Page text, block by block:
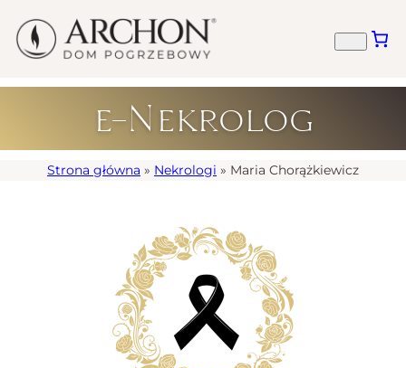
e-Nekrolog
Strona główna » Nekrologi » Maria Chorążkiewicz